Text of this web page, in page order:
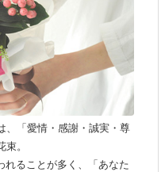
、「愛情・感謝・誠実・尊
。
れることが多く、「あなた